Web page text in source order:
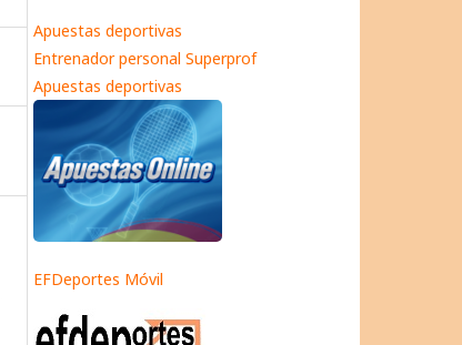
Apuestas deportivas
Entrenador personal Superprof
Apuestas deportivas
EFDeportes Móvil